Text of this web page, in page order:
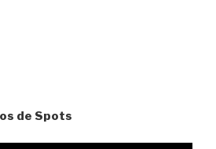
de Spots